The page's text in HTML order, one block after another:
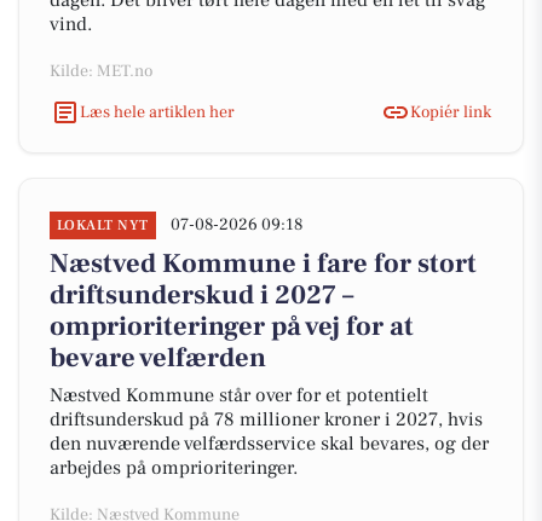
vind.
Kilde: MET.no
Læs hele artiklen her
Kopiér link
LOKALT NYT 07-08-2026 09:18
Næstved Kommune i fare for stort
driftsunderskud i 2027 –
omprioriteringer på vej for at
bevare velfærden
Næstved Kommune står over for et potentielt
driftsunderskud på 78 millioner kroner i 2027, hvis
den nuværende velfærdsservice skal bevares, og der
arbejdes på omprioriteringer.
Kilde: Næstved Kommune